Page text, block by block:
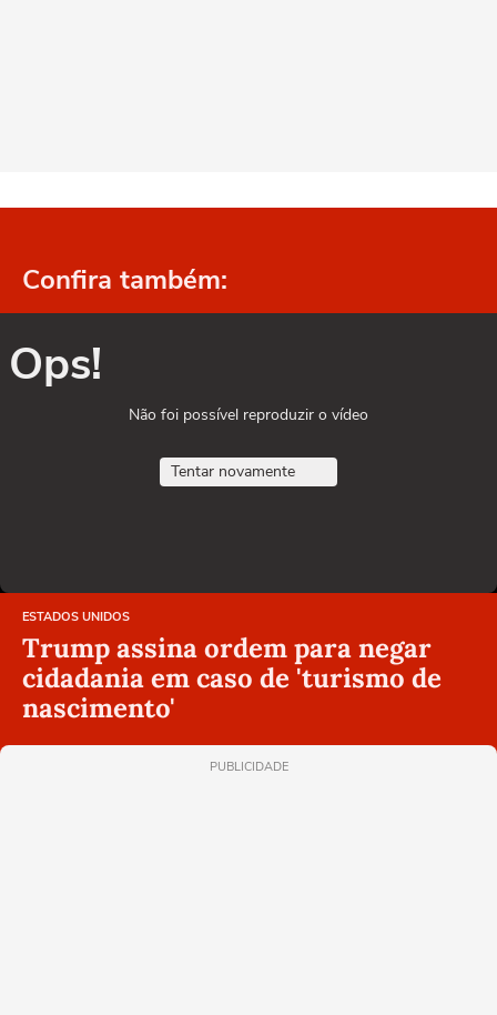
Confira também:
Ops!
Não foi possível reproduzir o vídeo
Tentar novamente
ESTADOS UNIDOS
Trump assina ordem para negar
cidadania em caso de 'turismo de
nascimento'
PUBLICIDADE